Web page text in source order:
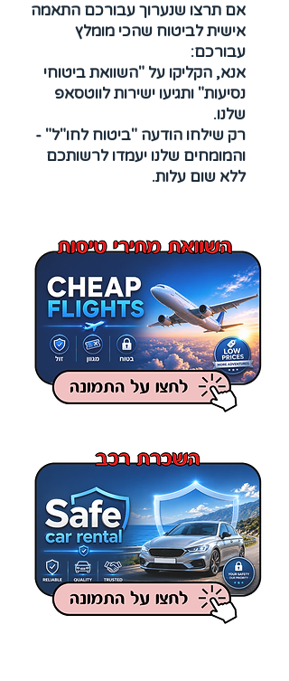
אם תרצו שנערוך עבורכם התאמה
אישית לביטוח שהכי מומלץ
עבורכם:
אנא, הקליקו על "השוואת ביטוחי
נסיעות" ותגיעו ישירות לווטסאפ
שלנו.
רק שילחו הודעה "ביטוח לחו"ל" -
והמומחים שלנו יעמדו לרשותכם
ללא שום עלות.